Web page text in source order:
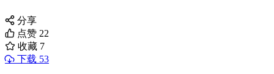
分享
点赞 22
收藏 7
下载 53